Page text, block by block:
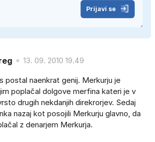
Prijavi se
13. 09. 2010 19.49
postal naenkrat genij. Merkurju je
poplačal dolgove merfina kateri je v
drugih nekdanjih direkrorjev. Sedaj
nazaj kot posojili Merkurju glavno, da
z denarjem Merkurja.